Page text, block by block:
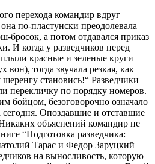
перехода командир вдруг
по-пластунски преодолевала
бросок, а потом отдавался приказ
И когда у разведчиков перед
красные и зеленые круги
тогда звучала резкая, как
становись!“ Разведчики
перекличку по порядку номеров.
бойцом, безоговорочно означало
Опоздавшие и отставшие
объяснений командир не
“Подготовка разведчика:
Тарас и Федор Заруцкий
на выносливость, которую